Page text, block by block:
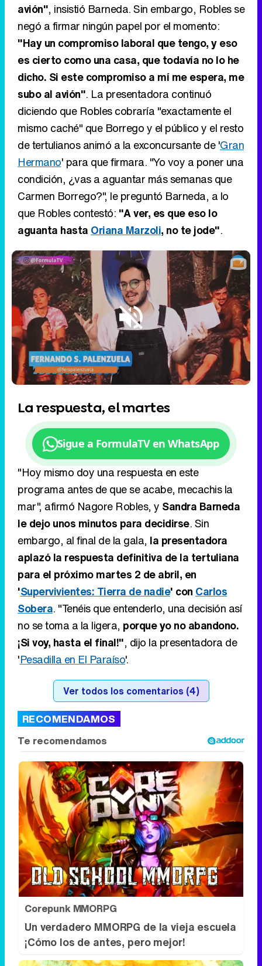
avión", insistió Barneda. Sin embargo, Robles se
negó a firmar ningún papel por el momento:
"Hay un compromiso laboral que tengo, y eso
es cierto como una casa, que todavía no lo he
dicho. Si este compromiso a mí me espera, me
subo al avión". La presentadora continuó
diciendo que Robles cobraría "exactamente el
mismo caché" que Borrego y el público y el resto
de tertulianos animó a la exconcursante de 'Gran
Hermano' para que firmara. "Yo voy a poner una
condición, ¿vas a aguantar más semanas que
Carmen Borrego?", le preguntó Barneda, a lo
que Robles contestó: "A ver, es que eso lo
aguanta hasta Oriana Marzoli, no te jode".
Unmute
Loaded
6.43%
La respuesta, el martes
Sigue a FormulaTV en WhatsApp
"Hoy mismo doy una respuesta en este
programa antes de que se acabe, mecachis la
mar", afirmó Nagore Robles, y Sandra Barneda
le dejo unos minutos para decidirse. Sin
embargo, al final de la gala, la presentadora
aplazó la respuesta definitiva de la tertuliana
para el próximo martes 2 de abril, en
'Supervivientes: Tierra de nadie' con Carlos
Sobera. "Tenéis que entenderlo, una decisión así
no se toma a la ligera, porque yo no abandono.
¡Si voy, hasta el final!", dijo la presentadora de
'Pesadilla en El Paraíso'.
Ver todos los comentarios (4)
RECOMENDAMOS
Corepunk MMORPG
Un verdadero MMORPG de la vieja escuela
¡Cómo los de antes, pero mejor!